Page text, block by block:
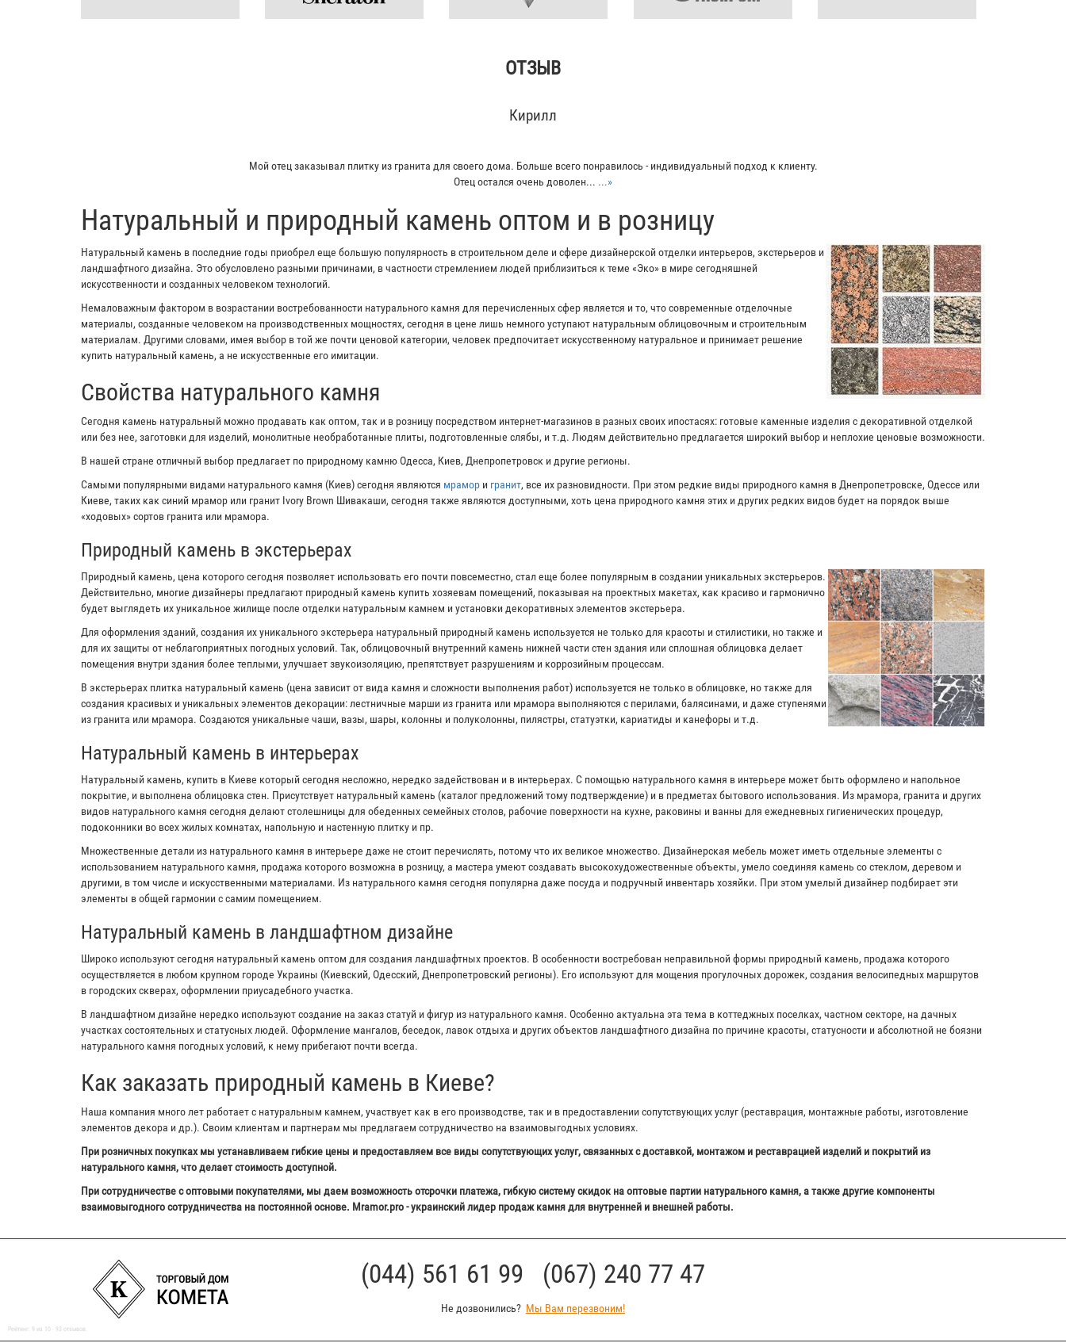
ОТЗЫВ
Кирилл
Мой отец заказывал плитку из гранита для своего дома. Больше всего понравилось - индивидуальный подход к клиенту.
Отец остался очень доволен... ...»
​Натуральный и природный камень оптом и в розницу
Натуральный камень в последние годы приобрел еще большую популярность в строительном деле и сфере дизайнерской отделки интерьеров, экстерьеров и
ландшафтного дизайна. Это обусловлено разными причинами, в частности стремлением людей приблизиться к теме «Эко» в мире сегодняшней
искусственности и созданных человеком технологий.
Немаловажным фактором в возрастании востребованности натурального камня для перечисленных сфер является и то, что современные отделочные
материалы, созданные человеком на производственных мощностях, сегодня в цене лишь немного уступают натуральным облицовочным и строительным
материалам. Другими словами, имея выбор в той же почти ценовой категории, человек предпочитает искусственному натуральное и принимает решение
купить натуральный камень, а не искусственные его имитации.
Свойства натурального камня
Сегодня камень натуральный можно продавать как оптом, так и в розницу посредством интернет-магазинов в разных своих ипостасях: готовые каменные изделия с декоративной отделкой
или без нее, заготовки для изделий, монолитные необработанные плиты, подготовленные слябы, и т.д. Людям действительно предлагается широкий выбор и неплохие ценовые возможности.
В нашей стране отличный выбор предлагает по природному камню Одесса, Киев, Днепропетровск и другие регионы.
Самыми популярными видами натурального камня (Киев) сегодня являются мрамор и гранит, все их разновидности. При этом редкие виды природного камня в Днепропетровске, Одессе или
Киеве, таких как синий мрамор или гранит Ivory Brown Шивакаши, сегодня также являются доступными, хоть цена природного камня этих и других редких видов будет на порядок выше
«ходовых» сортов гранита или мрамора.
Природный камень в экстерьерах
Природный камень, цена которого сегодня позволяет использовать его почти повсеместно, стал еще более популярным в создании уникальных экстерьеров.
Действительно, многие дизайнеры предлагают природный камень купить хозяевам помещений, показывая на проектных макетах, как красиво и гармонично
будет выглядеть их уникальное жилище после отделки натуральным камнем и установки декоративных элементов экстерьера.
Для оформления зданий, создания их уникального экстерьера натуральный природный камень используется не только для красоты и стилистики, но также и
для их защиты от неблагоприятных погодных условий. Так, облицовочный внутренний камень нижней части стен здания или сплошная облицовка делает
помещения внутри здания более теплыми, улучшает звукоизоляцию, препятствует разрушениям и коррозийным процессам.
В экстерьерах плитка натуральный камень (цена зависит от вида камня и сложности выполнения работ) используется не только в облицовке, но также для
создания красивых и уникальных элементов декорации: лестничные марши из гранита или мрамора выполняются с перилами, балясинами, и даже ступенями
из гранита или мрамора. Создаются уникальные чаши, вазы, шары, колонны и полуколонны, пилястры, статуэтки, кариатиды и канефоры и т.д.
Натуральный камень в интерьерах
Натуральный камень, купить в Киеве который сегодня несложно, нередко задействован и в интерьерах. С помощью натурального камня в интерьере может быть оформлено и напольное
покрытие, и выполнена облицовка стен. Присутствует натуральный камень (каталог предложений тому подтверждение) и в предметах бытового использования. Из мрамора, гранита и других
видов натурального камня сегодня делают столешницы для обеденных семейных столов, рабочие поверхности на кухне, раковины и ванны для ежедневных гигиенических процедур,
подоконники во всех жилых комнатах, напольную и настенную плитку и пр.
Множественные детали из натурального камня в интерьере даже не стоит перечислять, потому что их великое множество. Дизайнерская мебель может иметь отдельные элементы с
использованием натурального камня, продажа которого возможна в розницу, а мастера умеют создавать высокохудожественные объекты, умело соединяя камень со стеклом, деревом и
другими, в том числе и искусственными материалами. Из натурального камня сегодня популярна даже посуда и подручный инвентарь хозяйки. При этом умелый дизайнер подбирает эти
элементы в общей гармонии с самим помещением.
Натуральный камень в ландшафтном дизайне
Широко используют сегодня натуральный камень оптом для создания ландшафтных проектов. В особенности востребован неправильной формы природный камень, продажа которого
осуществляется в любом крупном городе Украины (Киевский, Одесский, Днепропетровский регионы). Его используют для мощения прогулочных дорожек, создания велосипедных маршрутов
в городских скверах, оформлении приусадебного участка.
В ландшафтном дизайне нередко используют создание на заказ статуй и фигур из натурального камня. Особенно актуальна эта тема в коттеджных поселках, частном секторе, на дачных
участках состоятельных и статусных людей. Оформление мангалов, беседок, лавок отдыха и других объектов ландшафтного дизайна по причине красоты, статусности и абсолютной не боязни
натурального камня погодных условий, к нему прибегают почти всегда.
Как заказать природный камень в Киеве?
Наша компания много лет работает с натуральным камнем, участвует как в его производстве, так и в предоставлении сопутствующих услуг (реставрация, монтажные работы, изготовление
элементов декора и др.). Своим клиентам и партнерам мы предлагаем сотрудничество на взаимовыгодных условиях.
При розничных покупках мы устанавливаем гибкие цены и предоставляем все виды сопутствующих услуг, связанных с доставкой, монтажом и реставрацией изделий и покрытий из
натурального камня, что делает стоимость доступной.
При сотрудничестве с оптовыми покупателями, мы даем возможность отсрочки платежа, гибкую систему скидок на оптовые партии натурального камня, а также другие компоненты
взаимовыгодного сотрудничества на постоянной основе. Mramor.pro - украинский лидер продаж камня для внутренней и внешней работы.
(044) 561 61 99 (067) 240 77 47
Не дозвонились? Мы Вам перезвоним!
Рейтинг: 9 из 10 93 отзывов.